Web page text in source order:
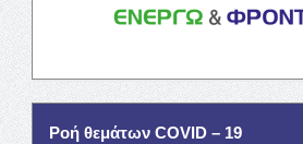
Ροή θεμάτων COVID – 19